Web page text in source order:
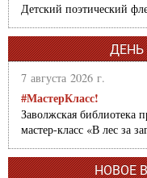
Детский поэтический
ДЕНЬ
7 августа 2026 г.
#МастерКласс!
Заволжская библиотека
мастер-класс «В лес за
НОВОЕ